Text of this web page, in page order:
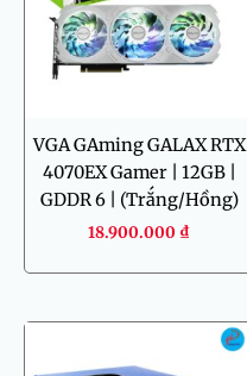
VGA GAming GALAX RTX
4070EX Gamer | 12GB |
GDDR 6 | (Trắng/Hồng)
18.900.000 ₫
là:
hiện